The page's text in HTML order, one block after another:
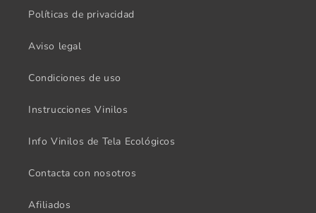
Políticas de privacidad
Aviso legal
Condiciones de uso
Instrucciones Vinilos
Info Vinilos de Tela Ecológicos
Contacta con nosotros
Afiliados